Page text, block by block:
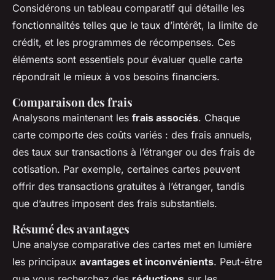
Considérons un tableau comparatif qui détaille les
fonctionnalités telles que le taux d’intérêt, la limite de
crédit, et les programmes de récompenses. Ces
éléments sont essentiels pour évaluer quelle carte
répondrait le mieux à vos besoins financiers.
Comparaison des frais
Analysons maintenant les frais associés. Chaque
carte comporte des coûts variés : des frais annuels,
des taux sur transactions à l’étranger ou des frais de
cotisation. Par exemple, certaines cartes peuvent
offrir des transactions gratuites à l’étranger, tandis
que d’autres imposent des frais substantiels.
Résumé des avantages
Une analyse comparative des cartes met en lumière
les principaux avantages et inconvénients. Peut-être